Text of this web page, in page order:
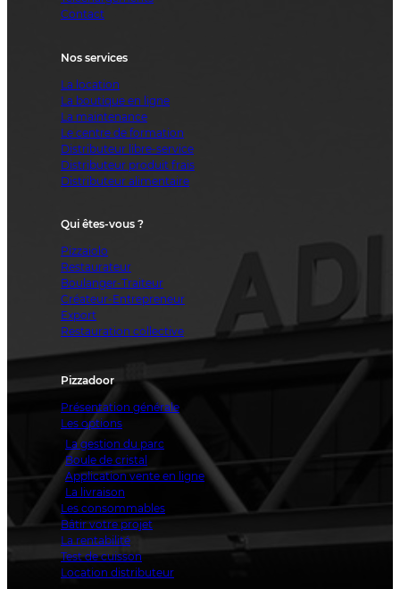
Contact
Nos services
La location
La boutique en ligne
La maintenance
Le centre de formation
Distributeur libre-service
Distributeur produit frais
Distributeur alimentaire
Qui êtes-vous ?
Pizzaiolo
Restaurateur
Boulanger-Traiteur
Créateur-Entrepreneur
Export
Restauration collective
Pizzadoor
Présentation générale
Les options
La gestion du parc
Boule de cristal
Application vente en ligne
La livraison
Les consommables
Bâtir votre projet
La rentabilité
Test de cuisson
Location distributeur